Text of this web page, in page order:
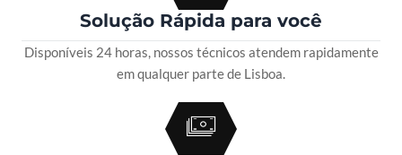
Solução Rápida para você
Disponíveis 24 horas, nossos técnicos atendem rapidamente
em qualquer parte de Lisboa.